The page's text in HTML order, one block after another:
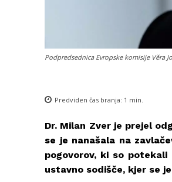
Podpredsednica Evropske komisije Věra
Predviden čas branja: 1 min.
Dr. Milan Zver je prejel
se je nanašala na
pogovorov, ki so
ustavno sodišče, kjer se